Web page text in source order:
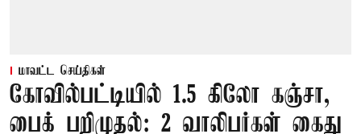
மாவட்ட செய்திகள்
கோவில்பட்டியில் 1.5 கிலோ கஞ்சா,
பைக் பறிமுதல்: 2 வாலிபர்கள் கைது